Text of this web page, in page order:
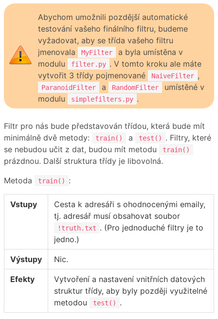
Abychom umožnili pozdější automatické
testování vašeho finálního filtru, budeme
vyžadovat, aby se třída vašeho filtru
jmenovala
MyFilter
a byla umístěna v
modulu
filter.py . V tomto kroku ale máte
vytvořit 3 třídy pojmenované
NaiveFilter ,
ParanoidFilter a RandomFilter
umístěné v
modulu
simplefilters.py .
Filtr pro nás bude představován třídou, která bude mít
minimálně dvě metody:
train() a test()
. Filtry, které
se nebudou učit z dat, budou mít metodu
train()
prázdnou. Další struktura třídy je libovolná.
Metoda
train() :
Vstupy
Cesta k adresáři s ohodnocenými emaily,
tj. adresář musí obsahovat soubor
!truth.txt . (Pro jednoduché filtry je to
jedno.)
Výstupy Nic.
Efekty
Vytvoření a nastavení vnitřních datových
struktur třídy, aby byly později využitelné
metodou
test() .